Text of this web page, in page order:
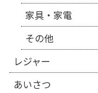
家具・家電
その他
レジャー
あいさつ